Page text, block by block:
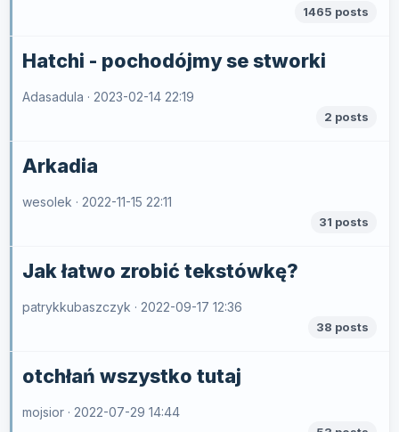
1465 posts
Hatchi - pochodójmy se stworki
Adasadula · 2023-02-14 22:19
2 posts
Arkadia
wesolek · 2022-11-15 22:11
31 posts
Jak łatwo zrobić tekstówkę?
patrykkubaszczyk · 2022-09-17 12:36
38 posts
otchłań wszystko tutaj
mojsior · 2022-07-29 14:44